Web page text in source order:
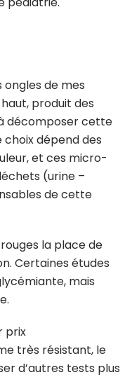
ongles de mes
produit des
décomposer cette
choix dépend des
et ces micro-
(urine –
de cette
la place de
Certaines études
mais
prix
très résistant, le
d’autres tests plus